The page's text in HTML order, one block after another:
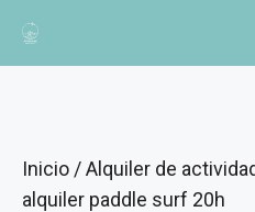
Inicio /Alquiler de
alquiler paddle surf 20h